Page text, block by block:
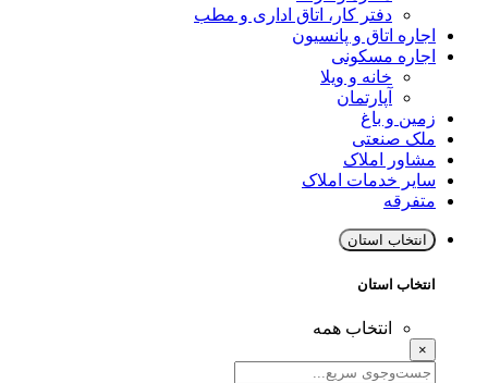
دفتر کار، اتاق اداری و مطب
اجاره اتاق و پانسیون
اجاره مسکونی
خانه و ویلا
آپارتمان
زمین و باغ
ملک صنعتی
مشاور املاک
سایر خدمات املاک
متفرقه
انتخاب استان
انتخاب استان
انتخاب همه
×